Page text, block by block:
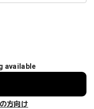
available
方向け